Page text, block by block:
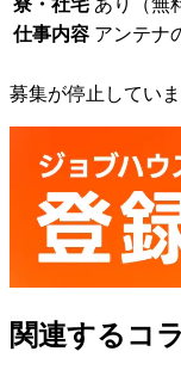
寮・社宅 あり（無
仕事内容 アンテナ
募集が停止してい
関連するコ